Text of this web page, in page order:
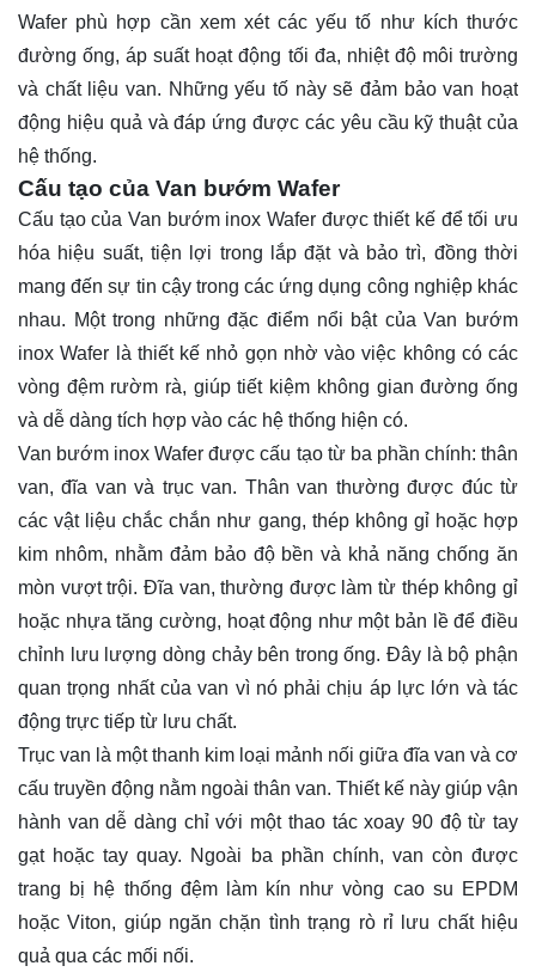
Wafer phù hợp cần xem xét các yếu tố như kích thước
đường ống, áp suất hoạt động tối đa, nhiệt độ môi trường
và chất liệu van. Những yếu tố này sẽ đảm bảo van hoạt
động hiệu quả và đáp ứng được các yêu cầu kỹ thuật của
hệ thống.
Cấu tạo của Van bướm Wafer
Cấu tạo của Van bướm inox Wafer được thiết kế để tối ưu
hóa hiệu suất, tiện lợi trong lắp đặt và bảo trì, đồng thời
mang đến sự tin cậy trong các ứng dụng công nghiệp khác
nhau. Một trong những đặc điểm nổi bật của Van bướm
inox Wafer là thiết kế nhỏ gọn nhờ vào việc không có các
vòng đệm rườm rà, giúp tiết kiệm không gian đường ống
và dễ dàng tích hợp vào các hệ thống hiện có.
Van bướm inox Wafer được cấu tạo từ ba phần chính: thân
van, đĩa van và trục van. Thân van thường được đúc từ
các vật liệu chắc chắn như gang, thép không gỉ hoặc hợp
kim nhôm, nhằm đảm bảo độ bền và khả năng chống ăn
mòn vượt trội. Đĩa van, thường được làm từ thép không gỉ
hoặc nhựa tăng cường, hoạt động như một bản lề để điều
chỉnh lưu lượng dòng chảy bên trong ống. Đây là bộ phận
quan trọng nhất của van vì nó phải chịu áp lực lớn và tác
động trực tiếp từ lưu chất.
Trục van là một thanh kim loại mảnh nối giữa đĩa van và cơ
cấu truyền động nằm ngoài thân van. Thiết kế này giúp vận
hành van dễ dàng chỉ với một thao tác xoay 90 độ từ tay
gạt hoặc tay quay. Ngoài ba phần chính, van còn được
trang bị hệ thống đệm làm kín như vòng cao su EPDM
hoặc Viton, giúp ngăn chặn tình trạng rò rỉ lưu chất hiệu
quả qua các mối nối.